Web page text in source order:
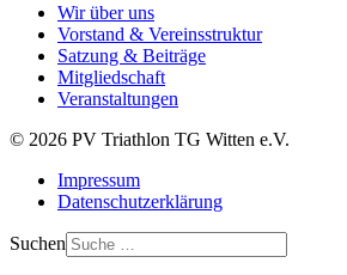
Wir über uns
Vorstand & Vereinsstruktur
Satzung & Beiträge
Mitgliedschaft
Veranstaltungen
© 2026 PV Triathlon TG Witten e.V.
Impressum
Datenschutzerklärung
Suchen